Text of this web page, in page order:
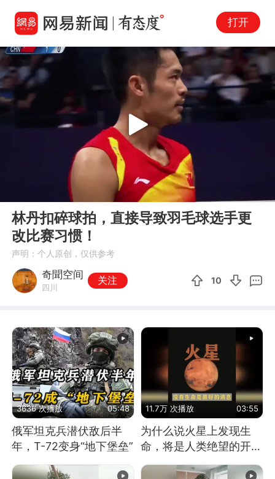
打开
Play
林丹扣碎球拍，直接导致羽毛球选手更
改比赛习惯！
声明：个人原创，仅供参考
奇聞空间
四川
关注 10
3636 次播放 05:48
俄军坦克兵潜伏敌后半
年，T-72变身“地下堡垒”
11.7万 次播放 03:55
为什么说火星上发现生
命，将是人类绝望的开